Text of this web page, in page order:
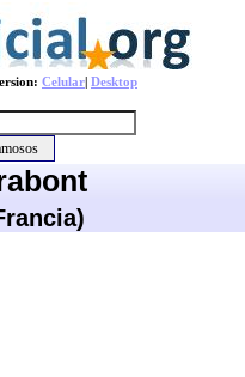
Celular| Desktop